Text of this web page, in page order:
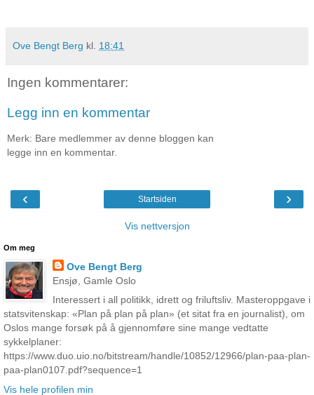
Ove Bengt Berg kl. 18:41
Ingen kommentarer:
Legg inn en kommentar
Merk: Bare medlemmer av denne bloggen kan
legge inn en kommentar.
‹ ›
Startsiden
Vis nettversjon
Om meg
Ove Bengt Berg
Ensjø, Gamle Oslo
Interessert i all politikk, idrett og friluftsliv. Masteroppgave i
statsvitenskap: «Plan på plan på plan» (et sitat fra en journalist), om
Oslos mange forsøk på å gjennomføre sine mange vedtatte
sykkelplaner:
https://www.duo.uio.no/bitstream/handle/10852/12966/plan-paa-plan-
paa-plan0107.pdf?sequence=1
Vis hele profilen min